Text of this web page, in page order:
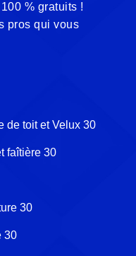
% gratuits !
pros qui vous
de toit et Velux 30
faîtière 30
30
30